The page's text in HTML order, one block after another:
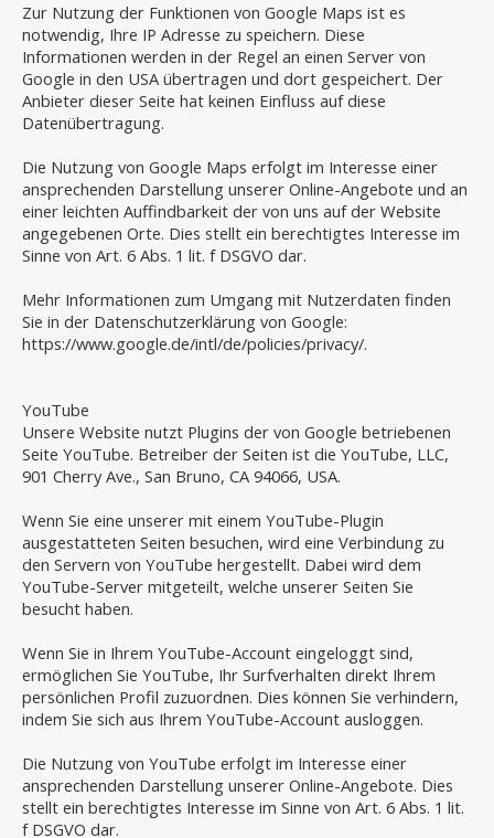
Zur Nutzung der Funktionen von Google Maps ist es
notwendig, Ihre IP Adresse zu speichern. Diese
Informationen werden in der Regel an einen Server von
Google in den USA übertragen und dort gespeichert. Der
Anbieter dieser Seite hat keinen Einfluss auf diese
Datenübertragung.
Die Nutzung von Google Maps erfolgt im Interesse einer
ansprechenden Darstellung unserer Online-Angebote und an
einer leichten Auffindbarkeit der von uns auf der Website
angegebenen Orte. Dies stellt ein berechtigtes Interesse im
Sinne von Art. 6 Abs. 1 lit. f DSGVO dar.
Mehr Informationen zum Umgang mit Nutzerdaten finden
Sie in der Datenschutzerklärung von Google:
https://www.google.de/intl/de/policies/privacy/.
YouTube
Unsere Website nutzt Plugins der von Google betriebenen
Seite YouTube. Betreiber der Seiten ist die YouTube, LLC,
901 Cherry Ave., San Bruno, CA 94066, USA.
Wenn Sie eine unserer mit einem YouTube-Plugin
ausgestatteten Seiten besuchen, wird eine Verbindung zu
den Servern von YouTube hergestellt. Dabei wird dem
YouTube-Server mitgeteilt, welche unserer Seiten Sie
besucht haben.
Wenn Sie in Ihrem YouTube-Account eingeloggt sind,
ermöglichen Sie YouTube, Ihr Surfverhalten direkt Ihrem
persönlichen Profil zuzuordnen. Dies können Sie verhindern,
indem Sie sich aus Ihrem YouTube-Account ausloggen.
Die Nutzung von YouTube erfolgt im Interesse einer
ansprechenden Darstellung unserer Online-Angebote. Dies
stellt ein berechtigtes Interesse im Sinne von Art. 6 Abs. 1 lit.
f DSGVO dar.